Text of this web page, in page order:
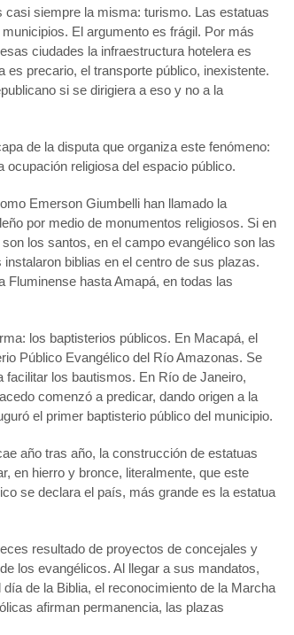
siempre la misma: turismo. Las estatuas
El argumento es frágil. Por más
ciudades la infraestructura hotelera es
precario, el transporte público, inexistente.
si se dirigiera a eso y no a la
de la disputa que organiza este fenómeno:
religiosa del espacio público.
Emerson Giumbelli han llamado la
por medio de monumentos religiosos. Si en
los santos, en el campo evangélico son las
biblias en el centro de sus plazas.
Fluminense hasta Amapá, en todas las
los baptisterios públicos. En Macapá, el
Público Evangélico del Río Amazonas. Se
los bautismos. En Río de Janeiro,
comenzó a predicar, dando origen a la
el primer baptisterio público del municipio.
año tras año, la construcción de estatuas
en hierro y bronce, literalmente, que este
se declara el país, más grande es la estatua
resultado de proyectos de concejales y
los evangélicos. Al llegar a sus mandatos,
de la Biblia, el reconocimiento de la Marcha
afirman permanencia, las plazas